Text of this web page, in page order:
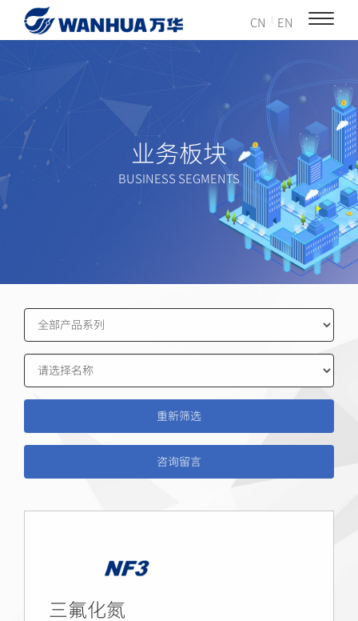
CN EN
业务板块
BUSINESS SEGMENTS
咨询留言
三氟化氮